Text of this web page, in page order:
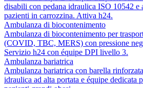
disabili con pedana idraulica ISO 10542 e
pazienti in carrozzina. Attiva h24.
Ambulanza di biocontenimento
Ambulanza di biocontenimento per
(COVID, TBC, MERS) con pressione
Servizio h24 con équipe DPI livello 3.
Ambulanza bariatrica
Ambulanza bariatrica con barella
idraulica ad alta portata e équipe dedicata